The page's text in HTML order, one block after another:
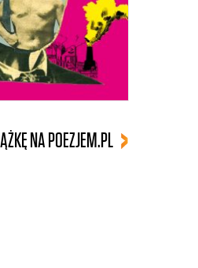
NA POEZJEM.PL